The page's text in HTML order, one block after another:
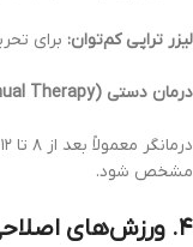
لیزر تراپی کم‌توان: برای
درمان دستی (Manual Therapy):
مشخص شود.
۴. ورزش‌های اصلاحی و تمرینات توان‌بخشی